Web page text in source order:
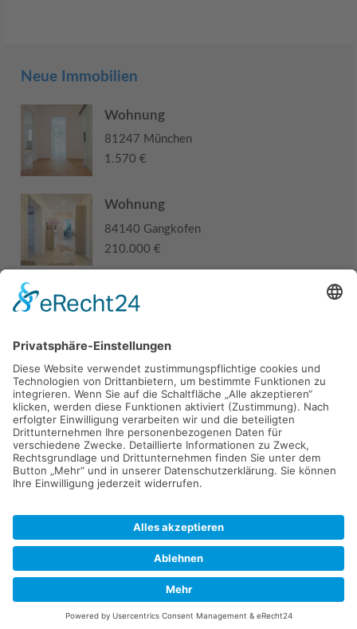
Neue Immobilien
Wohnung
81247 München
1.570 €
Wohnung
84140 Gangkofen
210.000 €
Haus
285.000 €
Kaufen Verkaufen Mieten Vermieten
Kontakt Impressum
2026 © Carpaten Immobilien.